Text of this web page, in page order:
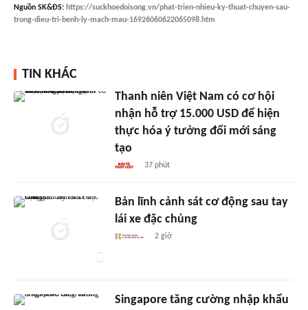
Nguồn SK&ĐS: https://suckhoedoisong.vn/phat-trien-nhieu-ky-thuat-chuyen-sau-
trong-dieu-tri-benh-ly-mach-mau-16926060622065098.htm
TIN KHÁC
Thanh niên Việt Nam có cơ hội
nhận hỗ trợ 15.000 USD để hiện
thực hóa ý tưởng đổi mới sáng
tạo
37 phút
Bản lĩnh cảnh sát cơ động sau tay
lái xe đặc chủng
2 giờ
Singapore tăng cường nhập khẩu